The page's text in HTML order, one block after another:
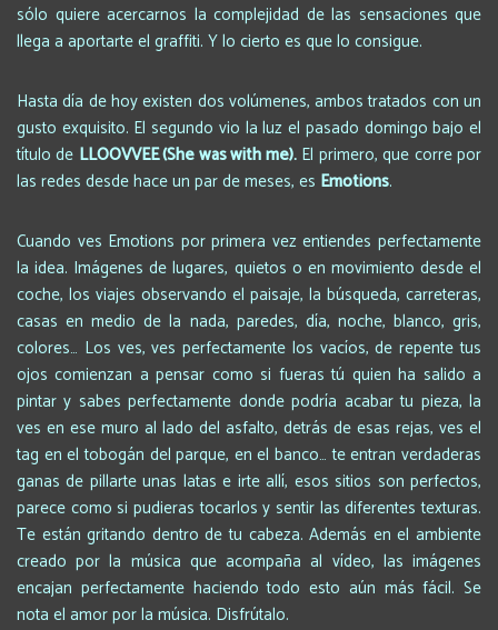
sólo quiere acercarnos la complejidad de las sensaciones que
llega a aportarte el graffiti. Y lo cierto es que lo consigue.
Hasta día de hoy existen dos volúmenes, ambos tratados con un
gusto exquisito. El segundo vio la luz el pasado domingo bajo el
título de LLOOVVEE (She was with me).El primero, que corre por
las redes desde hace un par de meses, es Emotions.
Cuando ves Emotions por primera vez entiendes perfectamente
la idea. Imágenes de lugares, quietos o en movimiento desde el
coche, los viajes observando el paisaje, la búsqueda, carreteras,
casas en medio de la nada, paredes, día, noche, blanco, gris,
colores… Los ves, ves perfectamente los vacíos, de repente tus
ojos comienzan a pensar como si fueras tú quien ha salido a
pintar y sabes perfectamente donde podría acabar tu pieza, la
ves en ese muro al lado del asfalto, detrás de esas rejas, ves el
tag en el tobogán del parque, en el banco… te entran verdaderas
ganas de pillarte unas latas e irte allí, esos sitios son perfectos,
parece como si pudieras tocarlos y sentir las diferentes texturas.
Te están gritando dentro de tu cabeza. Además en el ambiente
creado por la música que acompaña al vídeo, las imágenes
encajan perfectamente haciendo todo esto aún más fácil. Se
nota el amor por la música. Disfrútalo.